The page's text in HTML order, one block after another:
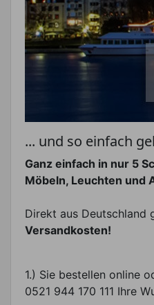
... und so einfach
Ganz einfach in nur 5
Möbeln, Leuchten und
Direkt aus Deutschland
Versandkosten!
1.) Sie bestellen online
0521 944 170 111 Ihre